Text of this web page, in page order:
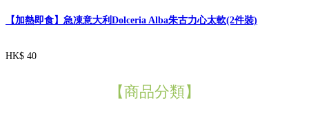
【加熱即食】急凍意大利Dolceria Alba朱古力心太軟(2件裝)
HK$ 40
【商品分類】